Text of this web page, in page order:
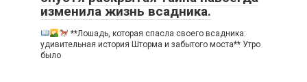
изменила жизнь всадника.
**Лошадь, которая спасла своего всадника:
удивительная история Шторма и забытого моста** Утро
было